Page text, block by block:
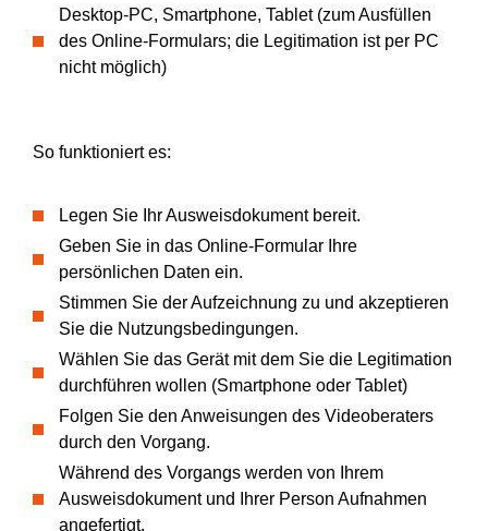
Desktop-PC, Smartphone, Tablet (zum Ausfüllen
des Online-Formulars; die Legitimation ist per PC
nicht möglich)
So funktioniert es:
Legen Sie Ihr Ausweisdokument bereit.
Geben Sie in das Online-Formular Ihre
persönlichen Daten ein.
Stimmen Sie der Aufzeichnung zu und akzeptieren
Sie die Nutzungsbedingungen.
Wählen Sie das Gerät mit dem Sie die Legitimation
durchführen wollen (Smartphone oder Tablet)
Folgen Sie den Anweisungen des Videoberaters
durch den Vorgang.
Während des Vorgangs werden von Ihrem
Ausweisdokument und Ihrer Person Aufnahmen
angefertigt.